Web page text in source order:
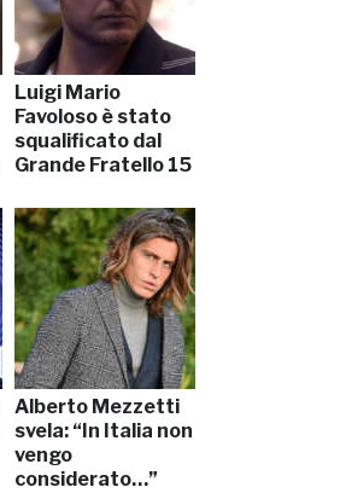
Luigi Mario
Favoloso è stato
squalificato dal
Grande Fratello 15
Alberto Mezzetti
svela: “In Italia non
vengo
considerato…”